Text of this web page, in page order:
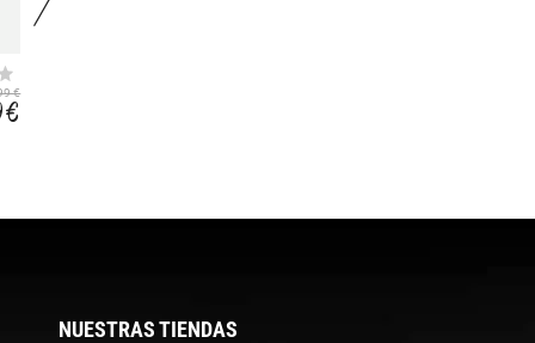
€
€
NUESTRAS TIENDAS